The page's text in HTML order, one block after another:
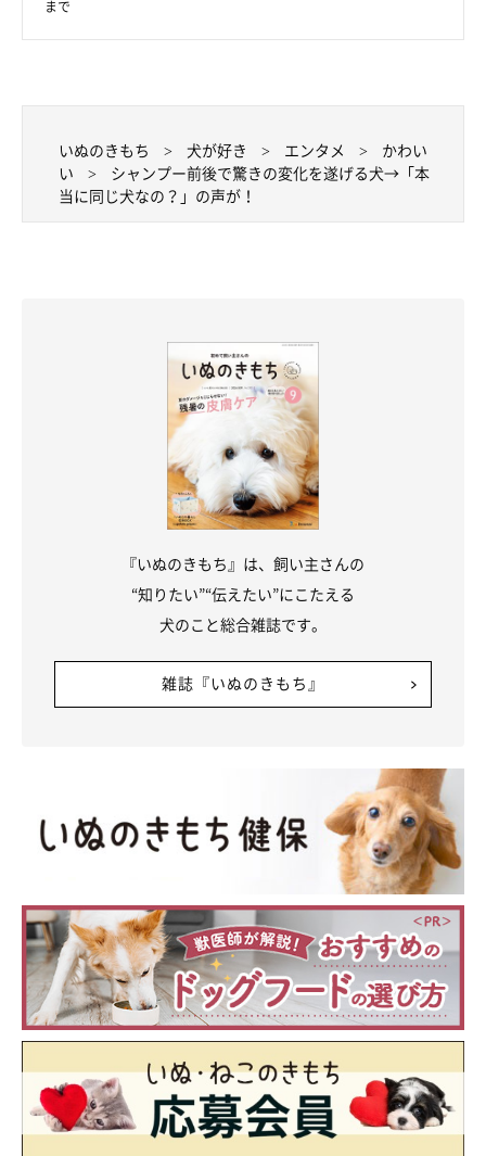
まで
いぬのきもち 犬が好き エンタメ
かわい
い
シャンプー前後で驚きの変化を遂げる犬→「本
当に同じ犬なの？」の声が！
『いぬのきもち』は、飼い主さんの
“知りたい”“伝えたい”にこたえる
犬のこと総合雑誌です。
雑誌『いぬのきもち』